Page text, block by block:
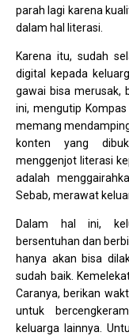
parah lagi karena
dalam hal literasi.
Karena itu, sudah
digital kepada
gawai bisa merusak,
ini, mengutip
memang
konten yang
menggenjot literasi
adalah
Sebab, merawat
Dalam hal ini,
bersentuhan dan
hanya akan bisa
sudah baik.
Caranya, berikan
untuk
keluarga lainnya.